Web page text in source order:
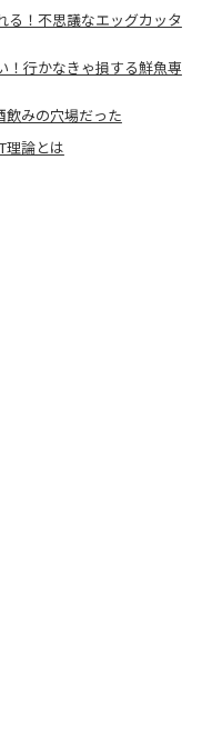
る！不思議なエッグカッタ
！行かなきゃ損する鮮魚専
飲みの穴場だった
理論とは